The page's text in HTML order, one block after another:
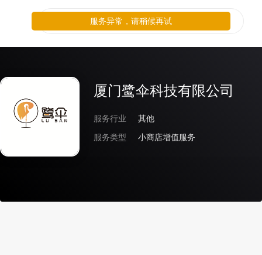
厦门鹭伞科技有限公司
服务行业
其他
服务类型
小商店增值服务
服务异常，请稍候再试